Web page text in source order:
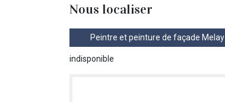
Nous localiser
Peintre et peinture de façade Melay
indisponible